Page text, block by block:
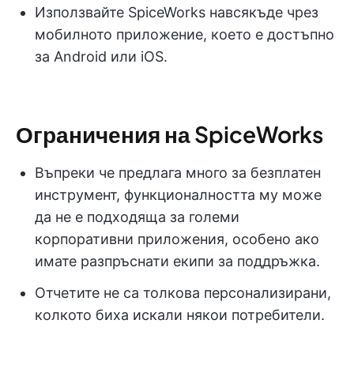
Използвайте SpiceWorks навсякъде чрез
мобилното приложение, което е достъпно
за Android или iOS.
Ограничения на SpiceWorks
Въпреки че предлага много за безплатен
инструмент, функционалността му може
да не е подходяща за големи
корпоративни приложения, особено ако
имате разпръснати екипи за поддръжка.
Отчетите не са толкова персонализирани,
колкото биха искали някои потребители.